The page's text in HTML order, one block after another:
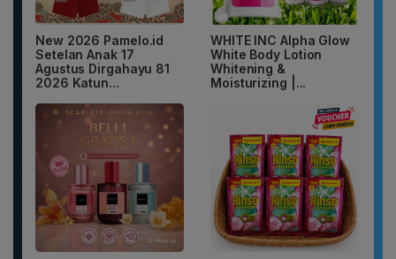
New 2026 Pamelo.id
Setelan Anak 17
Agustus Dirgahayu 81
2026 Katun...
WHITE INC Alpha Glow
White Body Lotion
Whitening &
Moisturizing |...